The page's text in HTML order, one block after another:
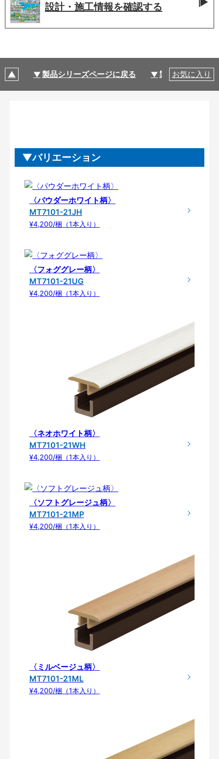
設計・施工情報を確認する
製品シリーズページに戻る 製品仕様
お気に入り
バリエーション
〈パウダーホワイト柄〉
MT7101-21JH
¥4,200/梱（1本入り）
〈フォググレー柄〉
MT7101-21UG
¥4,200/梱（1本入り）
〈ネオホワイト柄〉
MT7101-21WH
¥4,200/梱（1本入り）
〈ソフトグレージュ柄〉
MT7101-21MP
¥4,200/梱（1本入り）
〈ミルベージュ柄〉
MT7101-21ML
¥4,200/梱（1本入り）